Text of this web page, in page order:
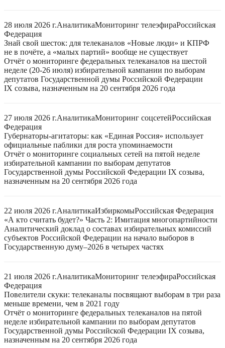
28 июля 2026 г.АналитикаМониторинг телеэфираРоссийская
Федерация
Знай свой шесток: для телеканалов «Новые люди» и КПРФ
не в почёте, а «малых партий» вообще не существует
Отчёт о мониторинге федеральных телеканалов на шестой
неделе (20-26 июля) избирательной кампании по выборам
депутатов Государственной думы Российской Федерации
IX созыва, назначенным на 20 сентября 2026 года
27 июля 2026 г.АналитикаМониторинг соцсетейРоссийская
Федерация
Губернаторы-агитаторы: как «Единая Россия» использует
официальные паблики для роста упоминаемости
Отчёт о мониторинге социальных сетей на пятой неделе
избирательной кампании по выборам депутатов
Государственной думы Российской Федерации IX созыва,
назначенным на 20 сентября 2026 года
22 июля 2026 г.АналитикаИзбиркомыРоссийская Федерация
«А кто считать будет?» Часть 2: Имитация многопартийности
Аналитический доклад о составах избирательных комиссий
субъектов Российской Федерации на начало выборов в
Государственную думу–2026 в четырех частях
21 июля 2026 г.АналитикаМониторинг телеэфираРоссийская
Федерация
Повелители скуки: телеканалы посвящают выборам в три раза
меньше времени, чем в 2021 году
Отчёт о мониторинге федеральных телеканалов на пятой
неделе избирательной кампании по выборам депутатов
Государственной думы Российской Федерации IX созыва,
назначенным на 20 сентября 2026 года